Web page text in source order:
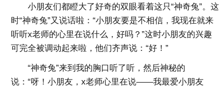
小朋友们都瞪大了好奇的双眼看着这只“神奇兔”。这
时“神奇兔”又说话啦：“小朋友要是不相信，我现在就来
听听x老师的心里在说什么，好吗？”这时小朋友的兴趣
可完全被调动起来啦，他们齐声说：“好！”
“神奇兔”来到我的胸口听了听，然后神秘的
说：“呀！小朋友，x老师心里在说——我最爱小朋友